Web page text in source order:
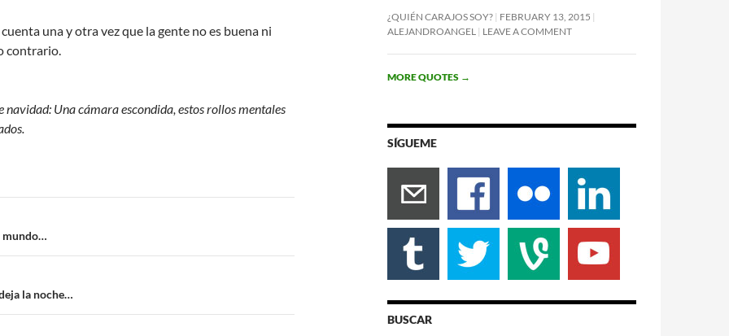
una y otra vez que la gente no es buena ni
contrario.
navidad: Una cámara escondida, estos rollos mentales
mundo…
la noche…
¿QUIÉN CARAJOS SOY? FEBRUARY 13, 2015
ALEJANDROANGEL LEAVE A COMMENT
MORE QUOTES →
SÍGUEME
BUSCAR